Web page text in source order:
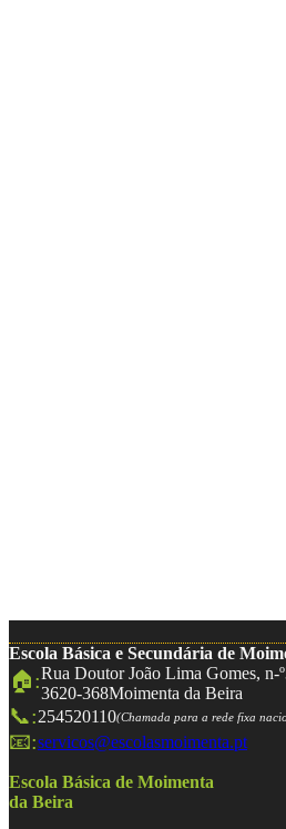
Escola Básica e Secundária de
🏠:Rua Doutor João Lima Gomes, n-
3620-368Moimenta da Beira
📞:254520110(Chamada para a rede fixa
📧:servicos@escolasmoimenta.pt
Escola Básica de Moimenta
da Beira